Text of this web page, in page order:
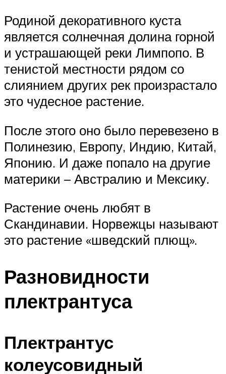
Родиной декоративного куста
является солнечная долина горной
и устрашающей реки Лимпопо. В
тенистой местности рядом со
слиянием других рек произрастало
это чудесное растение.
После этого оно было перевезено в
Полинезию, Европу, Индию, Китай,
Японию. И даже попало на другие
материки – Австралию и Мексику.
Растение очень любят в
Скандинавии. Норвежцы называют
это растение «шведский плющ».
Разновидности
плектрантуса
Плектрантус
колеусовидный